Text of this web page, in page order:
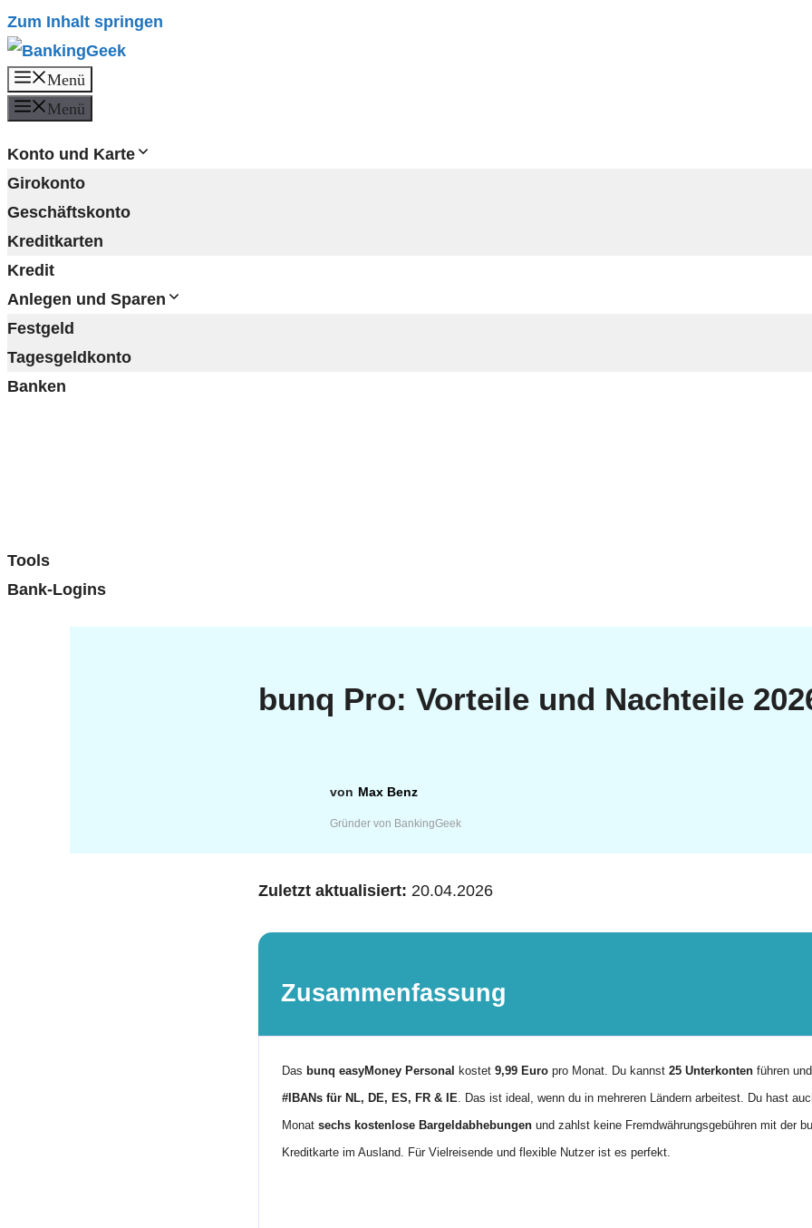
Zum Inhalt springen
Menü
Menü
Konto und Karte
Girokonto
Geschäftskonto
Kreditkarten
Kredit
Anlegen und Sparen
Festgeld
Tagesgeldkonto
Banken
Tools
Bank-Logins
bunq Pro: Vorteile und Nachteile
Max Benz
Gründer von BankingGeek
Zuletzt aktualisiert: 20.04.2026
Zusammenfassung
Das bunq easyMoney Personal kostet9,99 Euro pro Monat. Du kannst25 Unterkonten führen
#IBANs für NL, DE, ES, FR & IE. Das ist ideal, wenn du in mehreren Ländern arbeitest. Du hast
Monatsechs kostenlose Bargeldabhebungen und zahlst keine Fremdwährungsgebühren mit der
Kreditkarte im Ausland. Für Vielreisende und flexible Nutzer ist es perfekt.